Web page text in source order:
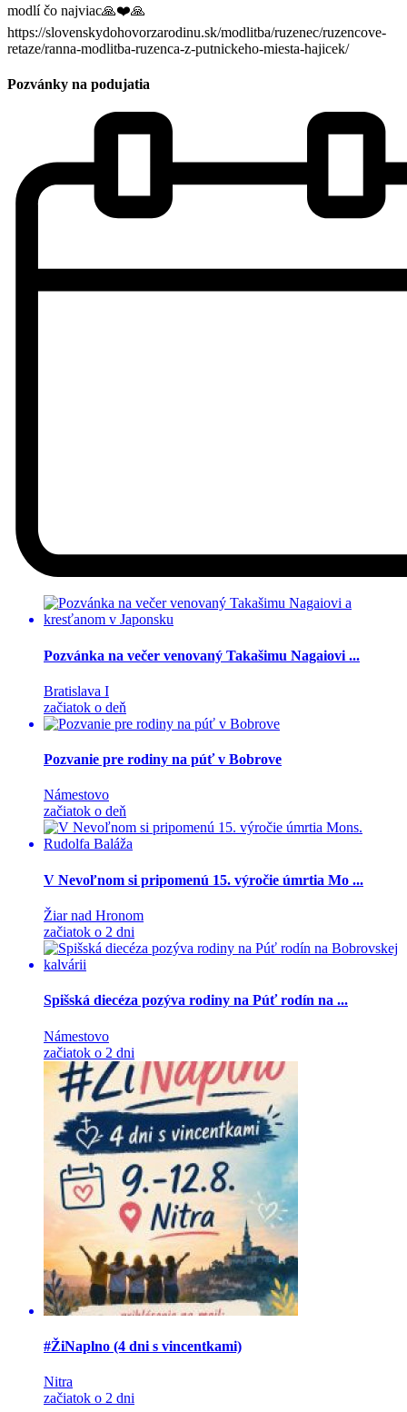
modlí čo najviac🙏❤️🙏
https://slovenskydohovorzarodinu.sk/modlitba/ruzenec/ruzencove-
retaze/ranna-modlitba-ruzenca-z-putnickeho-miesta-hajicek/
Pozvánky na podujatia
Pozvánka na večer venovaný Takašimu Nagaiovi ...
Bratislava I
začiatok o deň
Pozvanie pre rodiny na púť v Bobrove
Námestovo
začiatok o deň
V Nevoľnom si pripomenú 15. výročie úmrtia Mo ...
Žiar nad Hronom
začiatok o 2 dni
Spišská diecéza pozýva rodiny na Púť rodín na ...
Námestovo
začiatok o 2 dni
#ŽiNaplno (4 dni s vincentkami)
Nitra
začiatok o 2 dni